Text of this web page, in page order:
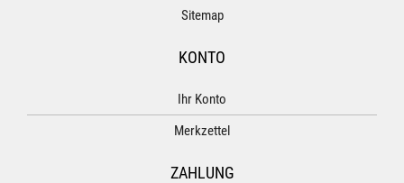
Sitemap
KONTO
Ihr Konto
Merkzettel
ZAHLUNG